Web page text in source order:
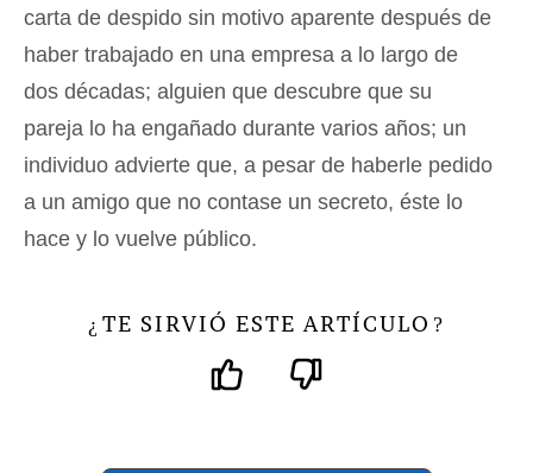
carta de despido sin motivo aparente después de
haber trabajado en una empresa a lo largo de
dos décadas; alguien que descubre que su
pareja lo ha engañado durante varios años; un
individuo advierte que, a pesar de haberle pedido
a un amigo que no contase un secreto, éste lo
hace y lo vuelve público.
¿ TE SIRVIÓ ESTE ARTÍCULO ?